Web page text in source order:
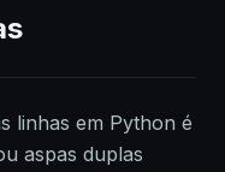
linhas em Python é
aspas duplas